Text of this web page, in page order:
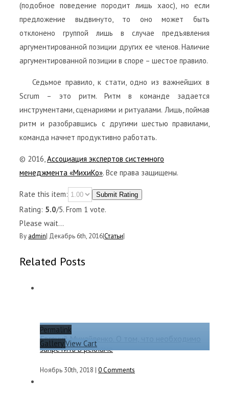
(подобное поведение породит лишь хаос), но если
предложение выдвинуто, то оно может быть
отклонено группой лишь в случае предъявления
аргументированной позиции других ее членов. Наличие
аргументированной позиции в споре – шестое правило.
Седьмое правило, к стати, одно из важнейших в
Scrum – это ритм. Ритм в команде задается
инструментами, сценариями и ритуалами. Лишь, поймав
ритм и разобравшись с другими шестью правилами,
команда начнет продуктивно работать.
© 2016,Ассоциация экспертов системного
менеджмента «МихиКо». Все права защищены.
Rate this item: Submit Rating
Rating: 5.0/5. From 1 vote.
Please wait...
By admin| Декабрь 6th, 2016|Статьи|
Related Posts
Permalink
GalleryView Cart
Евгений Михайленко. О том, что необходимо
запретить в рекламе
Ноябрь 30th, 2018 | 0 Comments